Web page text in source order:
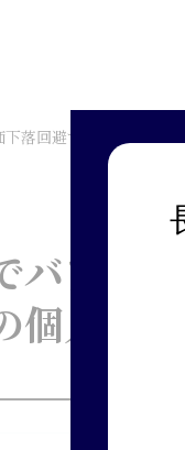
下落回避でバブル突入か
ブル
個人投